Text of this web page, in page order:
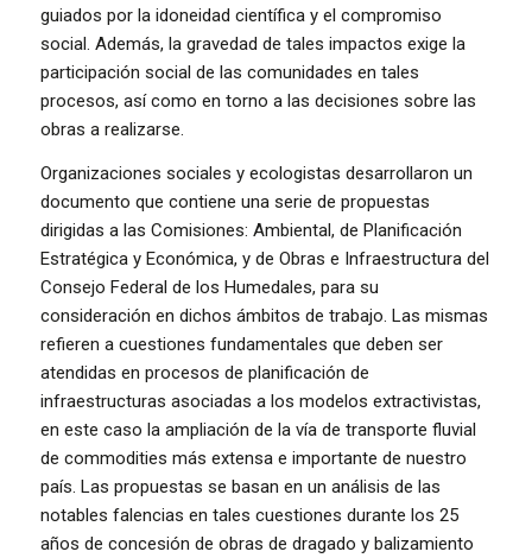
guiados por la idoneidad científica y el compromiso
social. Además, la gravedad de tales impactos exige la
participación social de las comunidades en tales
procesos, así como en torno a las decisiones sobre las
obras a realizarse.
Organizaciones sociales y ecologistas desarrollaron un
documento que contiene una serie de propuestas
dirigidas a las Comisiones: Ambiental, de Planificación
Estratégica y Económica, y de Obras e Infraestructura del
Consejo Federal de los Humedales, para su
consideración en dichos ámbitos de trabajo. Las mismas
refieren a cuestiones fundamentales que deben ser
atendidas en procesos de planificación de
infraestructuras asociadas a los modelos extractivistas,
en este caso la ampliación de la vía de transporte fluvial
de commodities más extensa e importante de nuestro
país. Las propuestas se basan en un análisis de las
notables falencias en tales cuestiones durante los 25
años de concesión de obras de dragado y balizamiento